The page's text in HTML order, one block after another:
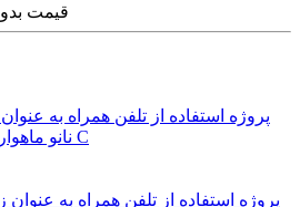
قیمت بدون
پروژه استفاده از تلفن همراه به عنوان